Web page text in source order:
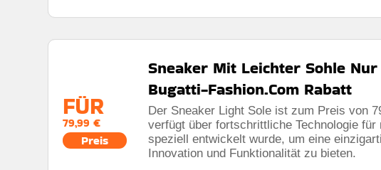
FÜR
79,99 €
Preis
Sneaker Mit Leichter Sohle
Bugatti-Fashion.Com Rabatt
Der Sneaker Light Sole ist zum Preis von
verfügt über fortschrittliche Technologie
speziell entwickelt wurde, um eine
Innovation und Funktionalität zu bieten.